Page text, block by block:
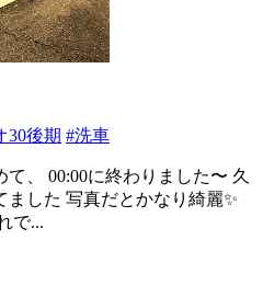
30後期 #洗車
、 00:00に終わりました〜 久
した 写真だとかなり綺麗✨
で...